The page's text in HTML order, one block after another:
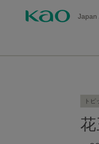
Japan
トピ